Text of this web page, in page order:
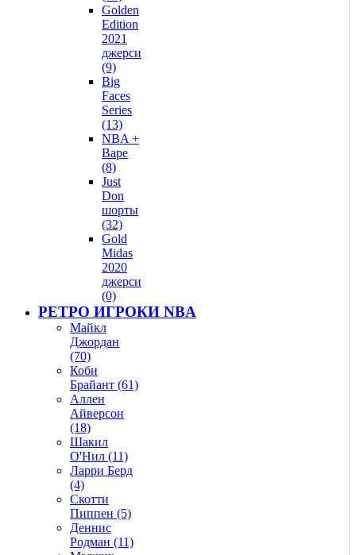
Golden
Edition
2021
джерси
(9)
Big
Faces
Series
(13)
NBA +
Bape
(8)
Just
Don
шорты
(32)
Gold
Midas
2020
джерси
(0)
РЕТРО ИГРОКИ NBA
Майкл
Джордан
(70)
Коби
Брайант (61)
Аллен
Айверсон
(18)
Шакил
О'Нил (11)
Ларри Берд
(4)
Скотти
Пиппен (5)
Деннис
Родман (11)